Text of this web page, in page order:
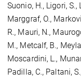
Suonio, H., Ligori, S.,
Marggraf, O.,
R., Mauri, N.,
M., Metcalf, B.,
Moscardini, L.,
Padilla, C., Paltani,